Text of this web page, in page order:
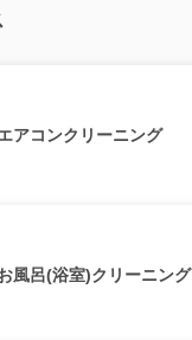
アコンクリーニング
風呂(浴室)クリーニング